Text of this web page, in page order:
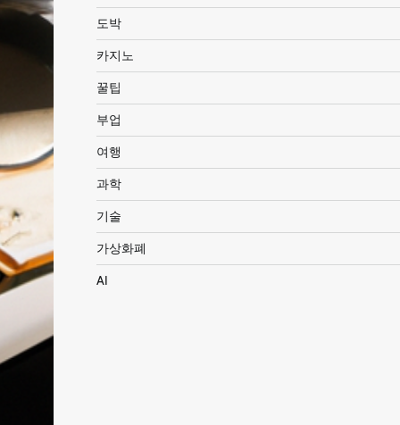
도박
카지노
꿀팁
부업
여행
과학
기술
가상화폐
AI